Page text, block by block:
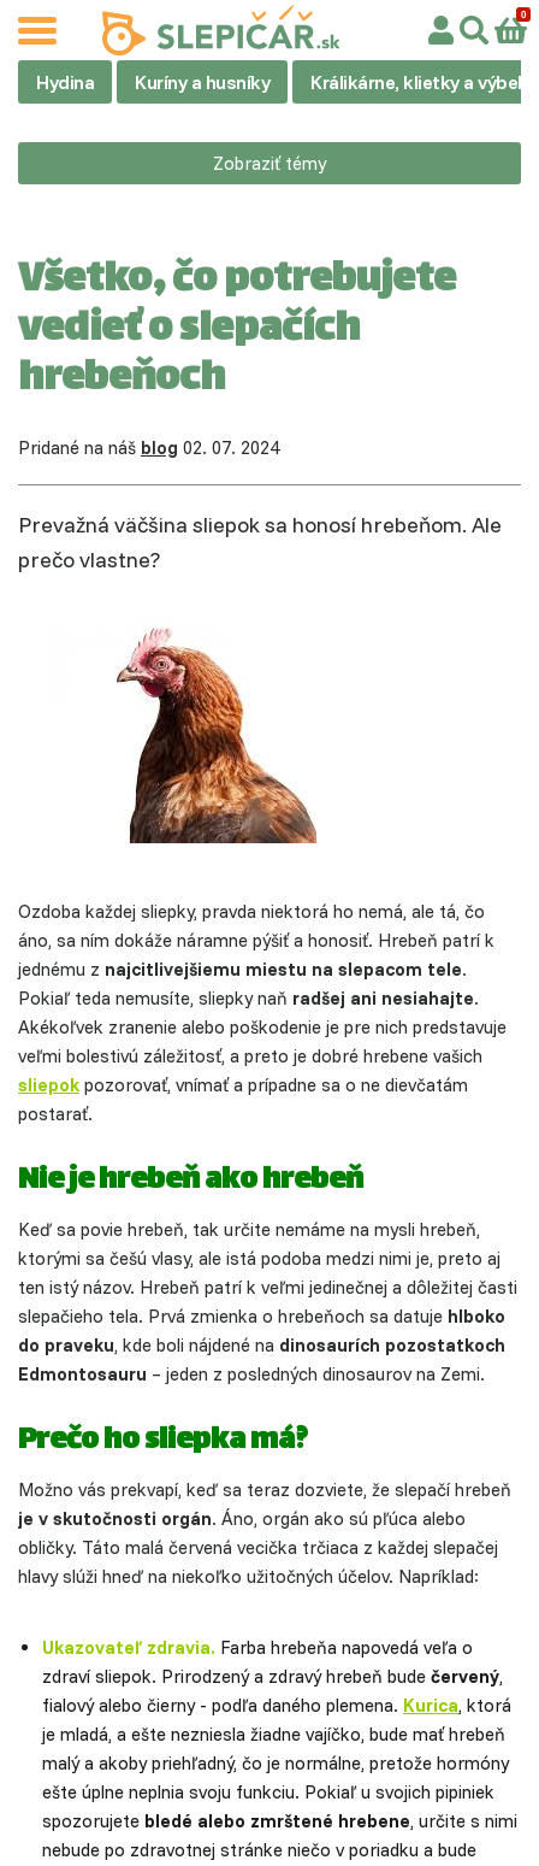
Hydina Kuríny a husníky Králikárne, klietky a výbehy
Zobraziť témy
Všetko, čo potrebujete
vedieť o slepačích
hrebeňoch
Pridané na náš blog 02. 07. 2024
Prevažná väčšina sliepok sa honosí hrebeňom. Ale
prečo vlastne?
Ozdoba každej sliepky, pravda niektorá ho nemá, ale tá, čo
áno, sa ním dokáže náramne pýšiť a honosiť. Hrebeň patrí k
jednému z najcitlivejšiemu miestu na slepacom tele.
Pokiaľ teda nemusíte, sliepky naň radšej ani nesiahajte.
Akékoľvek zranenie alebo poškodenie je pre nich predstavuje
veľmi bolestivú záležitosť, a preto je dobré hrebene vašich
sliepok pozorovať, vnímať a prípadne sa o ne dievčatám
postarať.
Nie je hrebeň ako hrebeň
Keď sa povie hrebeň, tak určite nemáme na mysli hrebeň,
ktorými sa češú vlasy, ale istá podoba medzi nimi je, preto aj
ten istý názov. Hrebeň patrí k veľmi jedinečnej a dôležitej časti
slepačieho tela. Prvá zmienka o hrebeňoch sa datuje hlboko
do praveku, kde boli nájdené na dinosaurích pozostatkoch
Edmontosauru – jeden z posledných dinosaurov na Zemi.
Prečo ho sliepka má?
Možno vás prekvapí, keď sa teraz dozviete, že slepačí hrebeň
je v skutočnosti orgán. Áno, orgán ako sú pľúca alebo
obličky. Táto malá červená vecička trčiaca z každej slepačej
hlavy slúži hneď na niekoľko užitočných účelov. Napríklad:
Ukazovateľ zdravia. Farba hrebeňa napovedá veľa o
zdraví sliepok. Prirodzený a zdravý hrebeň bude červený,
fialový alebo čierny - podľa daného plemena. Kurica, ktorá
je mladá, a ešte nezniesla žiadne vajíčko, bude mať hrebeň
malý a akoby priehľadný, čo je normálne, pretože hormóny
ešte úplne neplnia svoju funkciu. Pokiaľ u svojich pipiniek
spozorujete bledé alebo zmrštené hrebene, určite s nimi
nebude po zdravotnej stránke niečo v poriadku a bude